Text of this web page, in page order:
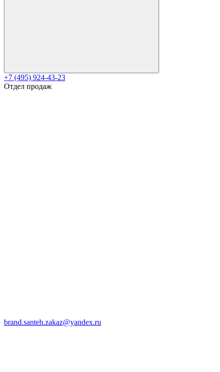
+7 (495) 924-43-23
Отдел продаж
brand.santeh.zakaz@yandex.ru